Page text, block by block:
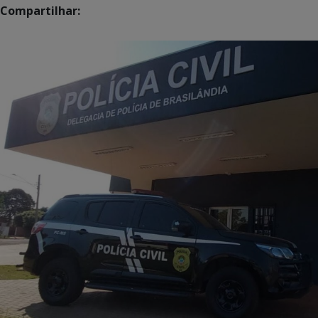
Compartilhar: